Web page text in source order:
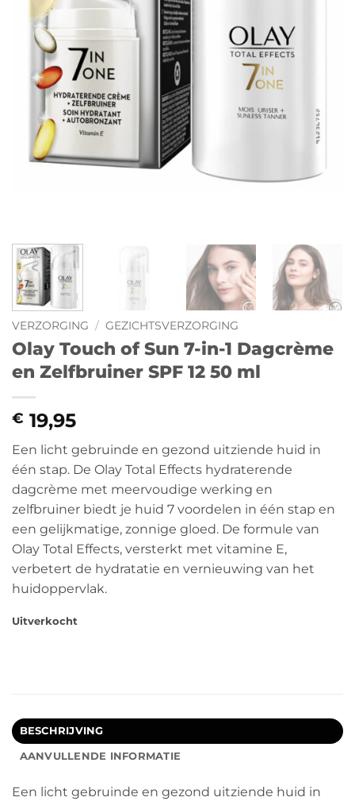
VERZORGING / GEZICHTSVERZORGING
Olay Touch of Sun 7-in-1 Dagcrème
en Zelfbruiner SPF 12 50 ml
€ 19,95
Een licht gebruinde en gezond uitziende huid in
één stap. De Olay Total Effects hydraterende
dagcrème met meervoudige werking en
zelfbruiner biedt je huid 7 voordelen in één stap en
een gelijkmatige, zonnige gloed. De formule van
Olay Total Effects, versterkt met vitamine E,
verbetert de hydratatie en vernieuwing van het
huidoppervlak.
Uitverkocht
BESCHRIJVING
AANVULLENDE INFORMATIE
Een licht gebruinde en gezond uitziende huid in